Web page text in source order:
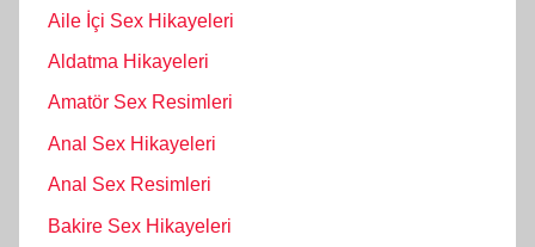
Aile İçi Sex Hikayeleri
Aldatma Hikayeleri
Amatör Sex Resimleri
Anal Sex Hikayeleri
Anal Sex Resimleri
Bakire Sex Hikayeleri